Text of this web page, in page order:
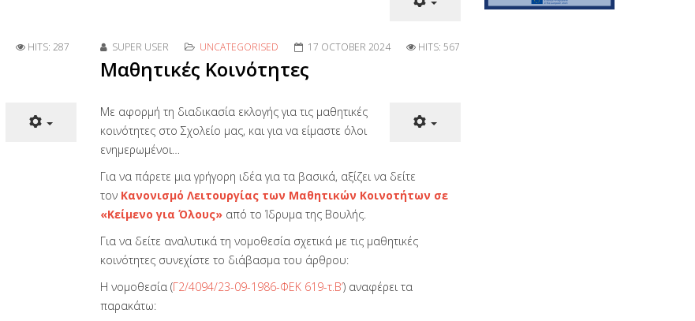
HITS: 287 SUPER USER UNCATEGORISED 17 OCTOBER 2024 HITS: 567
Μαθητικές Κοινότητες
Με αφορμή τη διαδικασία εκλογής για τις μαθητικές
κοινότητες στο Σχολείο μας, και για να είμαστε όλοι
ενημερωμένοι…
Για να πάρετε μια γρήγορη ιδέα για τα βασικά, αξίζει να δείτε
τον Κανονισμό Λειτουργίας των Μαθητικών Κοινοτήτων σε
«Κείμενο για Όλους»από το Ίδρυμα της Βουλής.
Για να δείτε αναλυτικά τη νομοθεσία σχετικά με τις μαθητικές
κοινότητες συνεχίστε το διάβασμα του άρθρου:
Η νομοθεσία (Γ2/4094/23-09-1986-ΦΕΚ 619-τ.Β’) αναφέρει τα
παρακάτω: